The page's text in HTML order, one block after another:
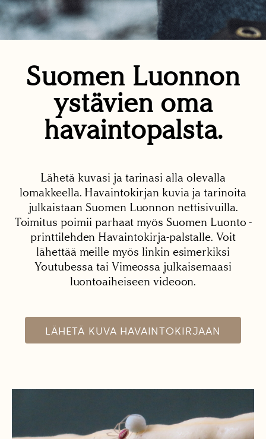
Suomen Luonnon
ystävien oma
havaintopalsta.
Lähetä kuvasi ja tarinasi alla olevalla
lomakkeella. Havaintokirjan kuvia ja tarinoita
julkaistaan Suomen Luonnon nettisivuilla.
Toimitus poimii parhaat myös Suomen Luonto -
printtilehden Havaintokirja-palstalle. Voit
lähettää meille myös linkin esimerkiksi
Youtubessa tai Vimeossa julkaisemaasi
luontoaiheiseen videoon.
LÄHETÄ KUVA HAVAINTOKIRJAAN